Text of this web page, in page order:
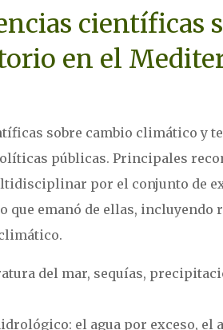
científicas
en el
sobre cambio climático y
públicas. Principales
por el conjunto de
que emanó de ellas, incluyendo
del mar, sequías,
el agua por exceso, el